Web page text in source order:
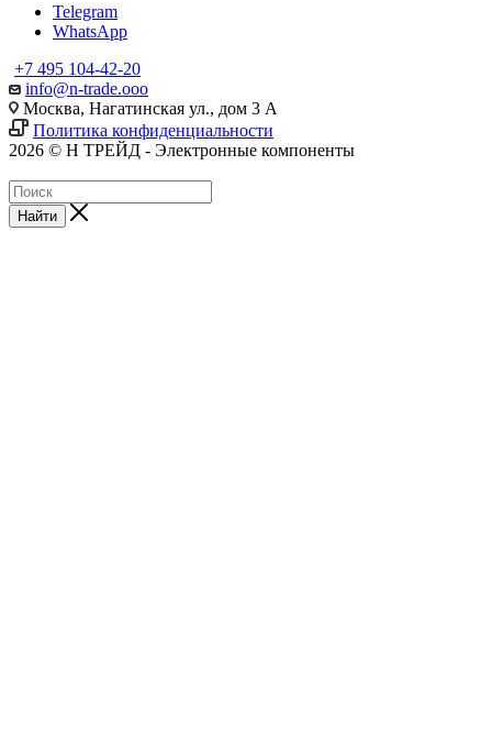
Telegram
WhatsApp
+7 495 104-42-20
info@n-trade.ooo
Москва, Нагатинская ул., дом 3 А
Политика конфиденциальности
2026 © Н ТРЕЙД - Электронные компоненты
Найти